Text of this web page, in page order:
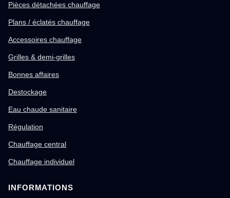
Pièces détachées chauffage
Plans / éclatés chauffage
Accessoires chauffage
Grilles & demi-grilles
Bonnes affaires
Destockage
Eau chaude sanitaire
Régulation
Chauffage central
Chauffage individuel
INFORMATIONS